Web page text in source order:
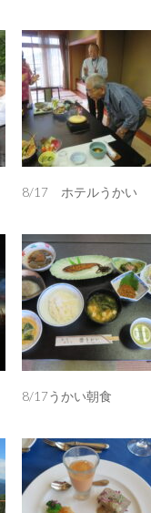
8/17 ホテルうかい
8/17うかい朝食